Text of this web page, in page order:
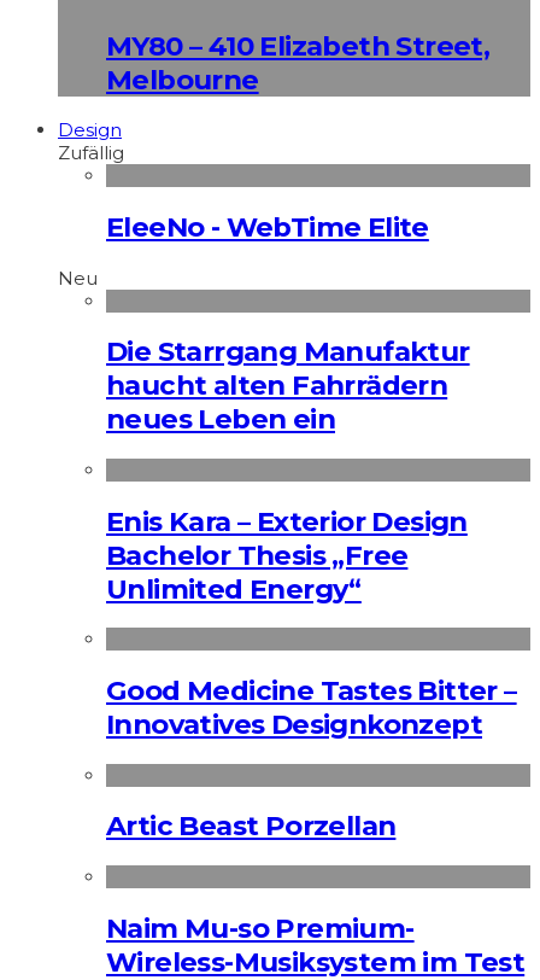
MY80 – 410 Elizabeth Street,
Melbourne
Design
Zufällig
EleeNo - WebTime Elite
Neu
Die Starrgang Manufaktur
haucht alten Fahrrädern
neues Leben ein
Enis Kara – Exterior Design
Bachelor Thesis „Free
Unlimited Energy“
Good Medicine Tastes Bitter –
Innovatives Designkonzept
Artic Beast Porzellan
Naim Mu-so Premium-
Wireless-Musiksystem im Test